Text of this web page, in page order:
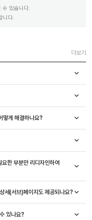
수 있습니다.
니다.
더보기
떻게 해결하나요?
한 부분만 리디자인하여
세(서브)페이지도 제공되나요?
있나요?